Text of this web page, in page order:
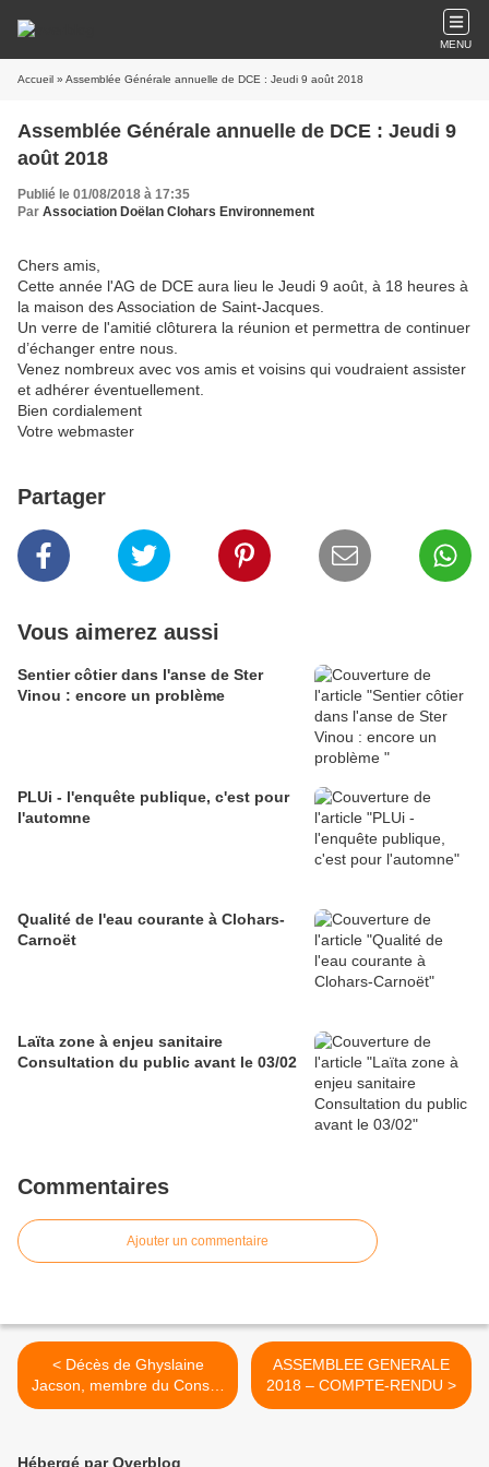
MENU
Accueil » Assemblée Générale annuelle de DCE : Jeudi 9 août 2018
Assemblée Générale annuelle de DCE : Jeudi 9
août 2018
Publié le 01/08/2018 à 17:35
Par Association Doëlan Clohars Environnement
Chers amis,
Cette année l'AG de DCE aura lieu le Jeudi 9 août, à 18 heures à
la maison des Association de Saint-Jacques.
Un verre de l'amitié clôturera la réunion et permettra de continuer
d’échanger entre nous.
Venez nombreux avec vos amis et voisins qui voudraient assister
et adhérer éventuellement.
Bien cordialement
Votre webmaster
Partager
Vous aimerez aussi
Sentier côtier dans l'anse de Ster
Vinou : encore un problème
PLUi - l'enquête publique, c'est pour
l'automne
Qualité de l'eau courante à Clohars-
Carnoët
Laïta zone à enjeu sanitaire
Consultation du public avant le 03/02
Commentaires
Ajouter un commentaire
< Décès de Ghyslaine
Jacson, membre du Conseil
d'administration de DCE
ASSEMBLEE GENERALE
2018 – COMPTE-RENDU >
Hébergé par Overblog